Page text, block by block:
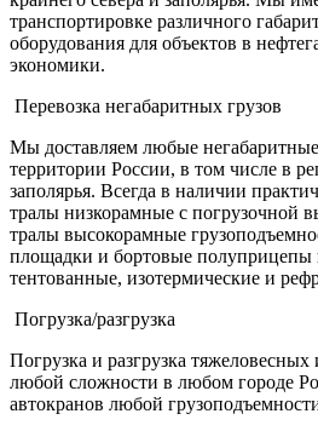
транспортировке различного
оборудования для объектов в
экономики.
Перевозка негабаритных грузов
Мы доставляем любые
территории России, в том числе в
заполярья. Всегда в наличии
тралы низкорамные с погрузочной
тралы высокорамные
площадки и бортовые полуприцепы
тентованные, изотермические и
Погрузка/разгрузка
Погрузка и разгрузка
любой сложности в любом городе
автокранов любой